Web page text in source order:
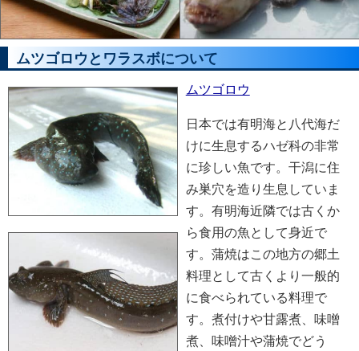
ムツゴロウとワラスボについて
ムツゴロウ
日本では有明海と八代海だ
けに生息するハゼ科の非常
に珍しい魚です。干潟に住
み巣穴を造り生息していま
す。有明海近隣では古くか
ら食用の魚として身近で
す。蒲焼はこの地方の郷土
料理として古くより一般的
に食べられている料理で
す。煮付けや甘露煮、味噌
煮、味噌汁や蒲焼でどう